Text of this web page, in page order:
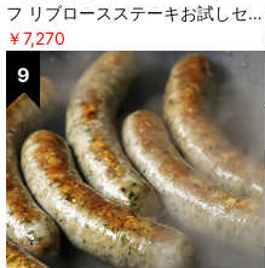
フ リブロースステーキお試しセッ
ト オリジナルスパイス付き ＊軽
減税率対象 [ミートガイ]
￥7,270